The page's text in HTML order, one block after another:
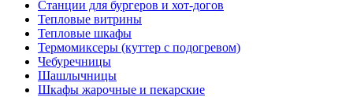
Станции для бургеров и хот-догов
Тепловые витрины
Тепловые шкафы
Термомиксеры (куттер с подогревом)
Чебуречницы
Шашлычницы
Шкафы жарочные и пекарские